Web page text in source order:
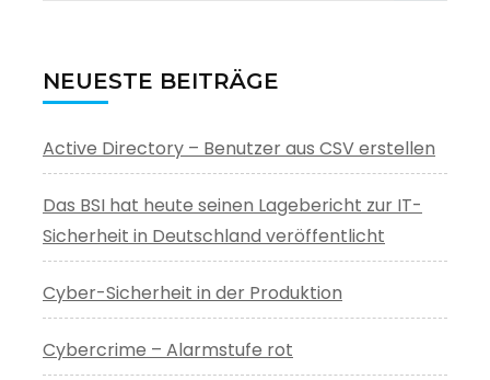
NEUESTE BEITRÄGE
Active Directory – Benutzer aus CSV erstellen
Das BSI hat heute seinen Lagebericht zur IT-
Sicherheit in Deutschland veröffentlicht
Cyber-Sicherheit in der Produktion
Cybercrime – Alarmstufe rot